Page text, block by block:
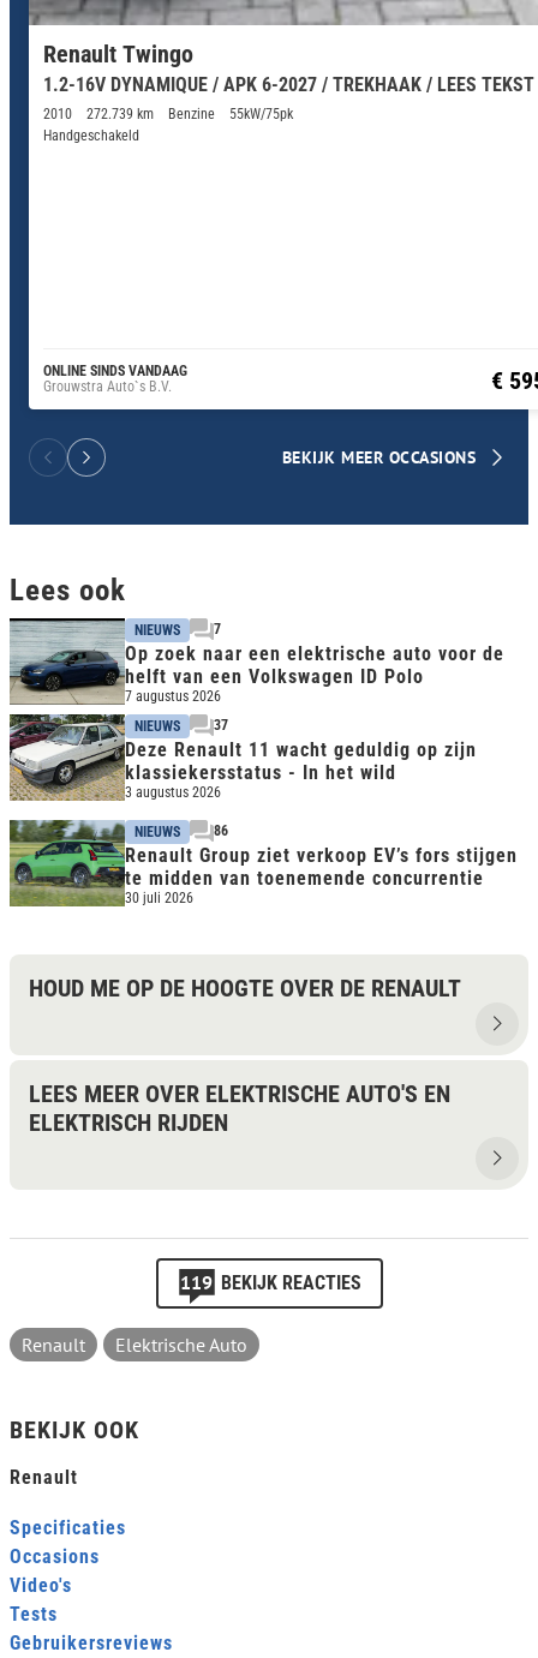
Renault Twingo
1.2-16V DYNAMIQUE / APK 6-2027 / TREKHAAK / LEES
2010 272.739 km Benzine
55kW/75pk
Handgeschakeld
ONLINE SINDS VANDAAG
Grouwstra Auto`s B.V.
€
BEKIJK MEER OCCASIONS
Lees ook
NIEUWS 7
Op zoek naar een elektrische auto voor de
helft van een Volkswagen ID Polo
7 augustus 2026
NIEUWS
37
Deze Renault 11 wacht geduldig op zijn
klassiekersstatus - In het wild
3 augustus 2026
NIEUWS 86
Renault Group ziet verkoop EV’s fors stijgen
te midden van toenemende concurrentie
30 juli 2026
HOUD ME OP DE HOOGTE OVER DE RENAULT
LEES MEER OVER ELEKTRISCHE AUTO'S EN
ELEKTRISCH RIJDEN
119 BEKIJK REACTIES
Renault Elektrische Auto
BEKIJK OOK
Renault
Specificaties
Occasions
Video's
Tests
Gebruikersreviews